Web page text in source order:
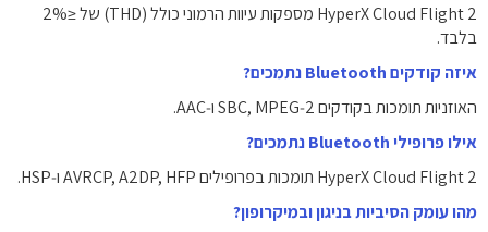
HyperX Cloud Flight 2 מספקות עיוות הרמוני כולל (THD) של ≤2%
בלבד.
איזה קודקים Bluetooth נתמכים?
האוזניות תומכות בקודקים SBC, MPEG‑2 ו‑AAC.
אילו פרופילי Bluetooth נתמכים?
HyperX Cloud Flight 2 תומכות בפרופילים AVRCP, A2DP, HFP ו‑HSP.
מהו עומק הסיביות בניגון ובמיקרופון?